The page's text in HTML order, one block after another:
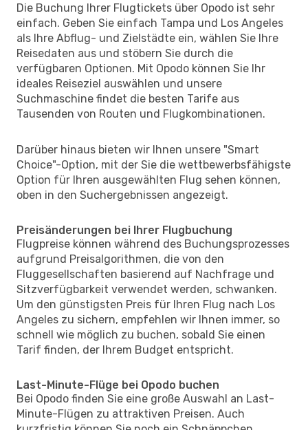
Die Buchung Ihrer Flugtickets über Opodo ist sehr
einfach. Geben Sie einfach Tampa und Los Angeles
als Ihre Abflug- und Zielstädte ein, wählen Sie Ihre
Reisedaten aus und stöbern Sie durch die
verfügbaren Optionen. Mit Opodo können Sie Ihr
ideales Reiseziel auswählen und unsere
Suchmaschine findet die besten Tarife aus
Tausenden von Routen und Flugkombinationen.
Darüber hinaus bieten wir Ihnen unsere "Smart
Choice"-Option, mit der Sie die wettbewerbsfähigste
Option für Ihren ausgewählten Flug sehen können,
oben in den Suchergebnissen angezeigt.
Preisänderungen bei Ihrer Flugbuchung
Flugpreise können während des Buchungsprozesses
aufgrund Preisalgorithmen, die von den
Fluggesellschaften basierend auf Nachfrage und
Sitzverfügbarkeit verwendet werden, schwanken.
Um den günstigsten Preis für Ihren Flug nach Los
Angeles zu sichern, empfehlen wir Ihnen immer, so
schnell wie möglich zu buchen, sobald Sie einen
Tarif finden, der Ihrem Budget entspricht.
Last-Minute-Flüge bei Opodo buchen
Bei Opodo finden Sie eine große Auswahl an Last-
Minute-Flügen zu attraktiven Preisen. Auch